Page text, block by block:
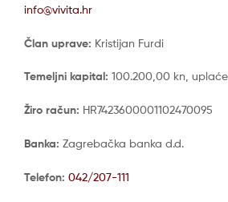
info@vivita.hr
Član uprave: Kristijan Furdi
Temeljni kapital: 100.200,00 kn,
Žiro račun: HR7423600001102470095
Banka: Zagrebačka banka d.d.
Telefon: 042/207-111